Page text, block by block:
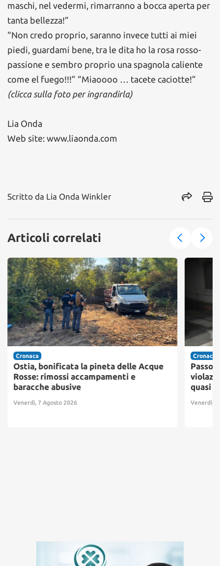
maschi, nel vedermi, rimarranno a bocca aperta per
tanta bellezza!”
“Non credo proprio, saranno invece tutti ai miei
piedi, guardami bene, tra le dita ho la rosa rosso-
passione e sembro proprio una spagnola caliente
come el fuego!!!” “Miaoooo … tacete caciotte!”
(clicca sulla foto per ingrandirla)
Lia Onda
Web site: www.liaonda.com
Scritto da Lia Onda Winkler
Articoli correlati
Cronaca
Ostia, bonificata la pineta delle Acque
Rosse: rimossi accampamenti e
baracche abusive
Venerdì, 7 Agosto 2026
Cronaca
quasi
Venerdì, 7